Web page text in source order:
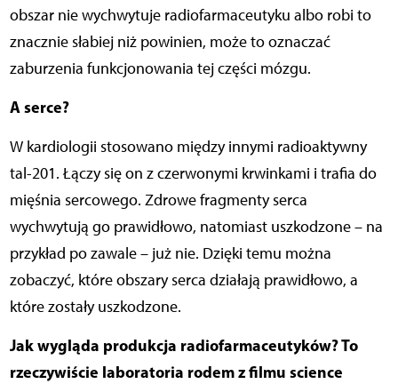
obszar nie wychwytuje radiofarmaceutyku albo robi to
znacznie słabiej niż powinien, może to oznaczać
zaburzenia funkcjonowania tej części mózgu.
A serce?
W kardiologii stosowano między innymi radioaktywny
tal-201. Łączy się on z czerwonymi krwinkami i trafia do
mięśnia sercowego. Zdrowe fragmenty serca
wychwytują go prawidłowo, natomiast uszkodzone – na
przykład po zawale – już nie. Dzięki temu można
zobaczyć, które obszary serca działają prawidłowo, a
które zostały uszkodzone.
Jak wygląda produkcja radiofarmaceutyków? To
rzeczywiście laboratoria rodem z filmu science